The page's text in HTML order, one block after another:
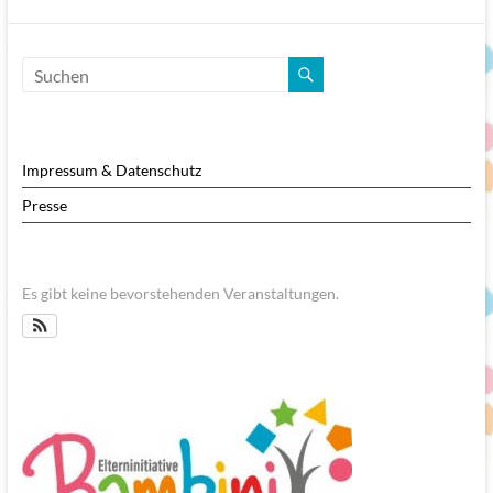
Impressum & Datenschutz
Presse
Es gibt keine bevorstehenden Veranstaltungen.